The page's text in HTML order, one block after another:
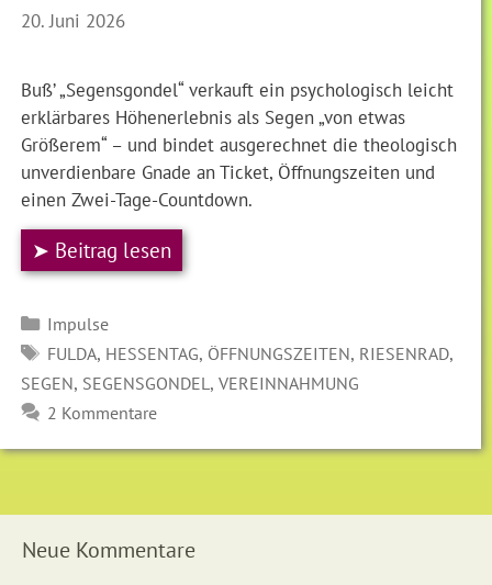
20. Juni 2026
Buß’ „Segensgondel“ verkauft ein psychologisch leicht
erklärbares Höhenerlebnis als Segen „von etwas
Größerem“ – und bindet ausgerechnet die theologisch
unverdienbare Gnade an Ticket, Öffnungszeiten und
einen Zwei-Tage-Countdown.
➤ Beitrag lesen
Kategorien
Impulse
SCHLAGWÖRTER
FULDA, HESSENTAG, ÖFFNUNGSZEITEN, RIESENRAD,
SEGEN, SEGENSGONDEL ,VEREINNAHMUNG
2 Kommentare
Neue Kommentare